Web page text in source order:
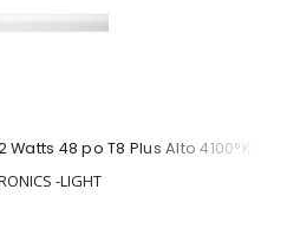
48 po T8 Plus Alto 4100°K
-LIGHT